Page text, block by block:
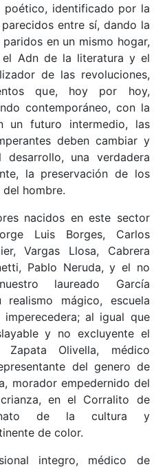
poético, identificado por la
entre sí, dando la
en un mismo hogar,
Adn de la literatura y el
de las revoluciones,
que, hoy por hoy,
contemporáneo, con la
un futuro intermedio, las
deben cambiar y
una verdadera
la preservación de los
hombre.
nacidos en este sector
Luis Borges, Carlos
Vargas Llosa, Cabrera
Pablo Neruda, y el no
laureado García
mágico, escuela
al igual que
y no excluyente el
Olivella, médico
del genero de
morador empedernido del
en el Corralito de
de la cultura y
de color.
integro, médico de